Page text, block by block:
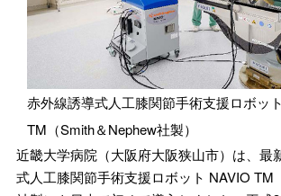
赤外線誘導式人工膝関節手術支援ロボッ
TM（Smith＆Nephew社製）
近畿大学病院（大阪府大阪狭山市）は、最
式人工膝関節手術支援ロボット NAVIO TM